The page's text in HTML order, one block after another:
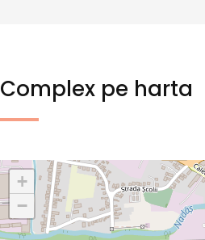
Complex pe harta
+
−